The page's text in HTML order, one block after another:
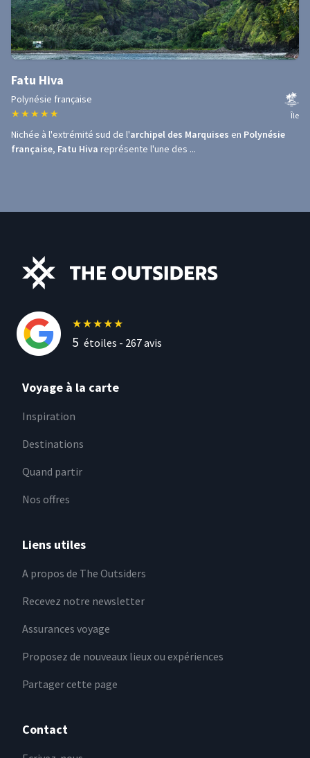
Fatu Hiva
Polynésie française
★ ★ ★ ★ ★ Île
Nichée à l'extrémité sud de l'archipel des Marquises en Polynésie
française, Fatu Hiva représente l'une des ...
★★★★★
5 étoiles - 267avis
Voyage à la carte
Inspiration
Destinations
Quand partir
Nos offres
Liens utiles
A propos de The Outsiders
Recevez notre newsletter
Assurances voyage
Proposez de nouveaux lieux ou expériences
Partager cette page
Contact